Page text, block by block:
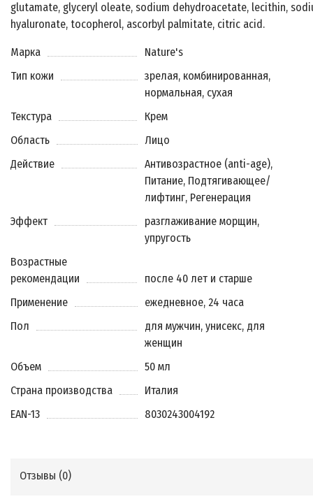
glutamate, glyceryl oleate, sodium dehydroacetate, lecithin,
hyaluronate, tocopherol, ascorbyl palmitate, citric acid.
Марка
Nature's
Тип кожи
зрелая, комбинированная,
нормальная, сухая
Текстура
Крем
Область
Лицо
Действие
Антивозрастное (anti-age),
Питание, Подтягивающее/
лифтинг, Регенерация
Эффект
разглаживание морщин,
упругость
Возрастные
рекомендации
после 40 лет и старше
Применение
ежедневное, 24 часа
Пол
для мужчин, унисекс, для
женщин
Объем
50 мл
Страна производства
Италия
EAN-13
8030243004192
Отзывы (0)